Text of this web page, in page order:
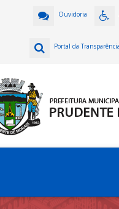
Ouvidoria
Portal da Transparência